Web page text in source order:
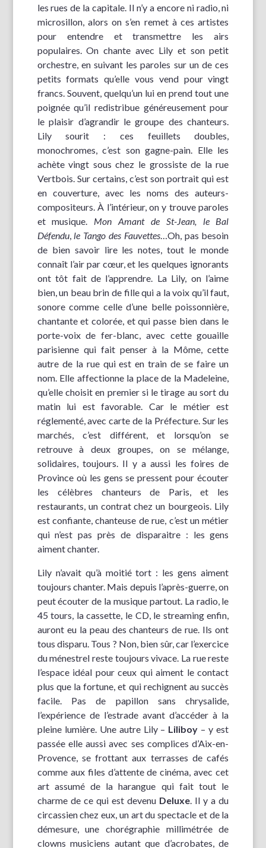
les rues de la capitale. Il n’y a encore ni radio, ni
microsillon, alors on s’en remet à ces artistes
pour entendre et transmettre les airs
populaires. On chante avec Lily et son petit
orchestre, en suivant les paroles sur un de ces
petits formats qu’elle vous vend pour vingt
francs. Souvent, quelqu’un lui en prend tout une
poignée qu’il redistribue généreusement pour
le plaisir d’agrandir le groupe des chanteurs.
Lily sourit : ces feuillets doubles,
monochromes, c’est son gagne-pain. Elle les
achète vingt sous chez le grossiste de la rue
Vertbois. Sur certains, c’est son portrait qui est
en couverture, avec les noms des auteurs-
compositeurs. À l’intérieur, on y trouve paroles
et musique. Mon Amant de St-Jean,
le Bal
Défendu, le Tango des Fauvettes…Oh, pas besoin
de bien savoir lire les notes, tout le monde
connaît l’air par cœur, et les quelques ignorants
ont tôt fait de l’apprendre. La Lily, on l’aime
bien, un beau brin de fille qui a la voix qu’il faut,
sonore comme celle d’une belle poissonnière,
chantante et colorée, et qui passe bien dans le
porte-voix de fer-blanc, avec cette gouaille
parisienne qui fait penser à la Môme, cette
autre de la rue qui est en train de se faire un
nom. Elle affectionne la place de la Madeleine,
qu’elle choisit en premier si le tirage au sort du
matin lui est favorable. Car le métier est
réglementé, avec carte de la Préfecture. Sur les
marchés, c’est différent, et lorsqu’on se
retrouve à deux groupes, on se mélange,
solidaires, toujours. Il y a aussi les foires de
Province où les gens se pressent pour écouter
les célèbres chanteurs de Paris, et les
restaurants, un contrat chez un bourgeois. Lily
est confiante, chanteuse de rue, c’est un métier
qui n’est pas près de disparaitre : les gens
aiment chanter.
Lily n’avait qu’à moitié tort : les gens aiment
toujours chanter. Mais depuis l’après-guerre, on
peut écouter de la musique partout. La radio, le
45 tours, la cassette, le CD, le streaming enfin,
auront eu la peau des chanteurs de rue. Ils ont
tous disparu. Tous ? Non, bien sûr, car l’exercice
du ménestrel reste toujours vivace. La rue reste
l’espace idéal pour ceux qui aiment le contact
plus que la fortune, et qui rechignent au succès
facile. Pas de papillon sans chrysalide,
l’expérience de l’estrade avant d’accéder à la
pleine lumière. Une autre Lily – Liliboy – y est
passée elle aussi avec ses complices d’Aix-en-
Provence, se frottant aux terrasses de cafés
comme aux files d’attente de cinéma, avec cet
art assumé de la harangue qui fait tout le
charme de ce qui est devenu Deluxe. Il y a du
circassien chez eux, un art du spectacle et de la
démesure, une chorégraphie millimétrée de
clowns musiciens autant que d’acrobates, de